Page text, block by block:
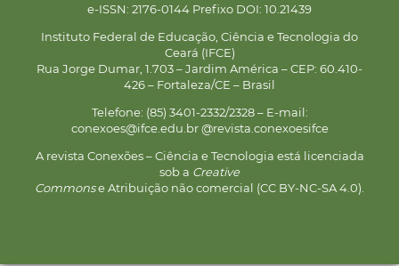
e-ISSN: 2176-0144 Prefixo DOI: 10.21439
Instituto Federal de Educação, Ciência e Tecnologia do
Ceará (IFCE)
Rua Jorge Dumar, 1.703 – Jardim América – CEP: 60.410-
426 – Fortaleza/CE – Brasil
Telefone: (85) 3401-2332/2328 – E-mail:
conexoes@ifce.edu.br @revista.conexoesifce
A revista Conexões – Ciência e Tecnologia está licenciada
sob a Creative
Commonse Atribuição não comercial (CC BY-NC-SA 4.0).